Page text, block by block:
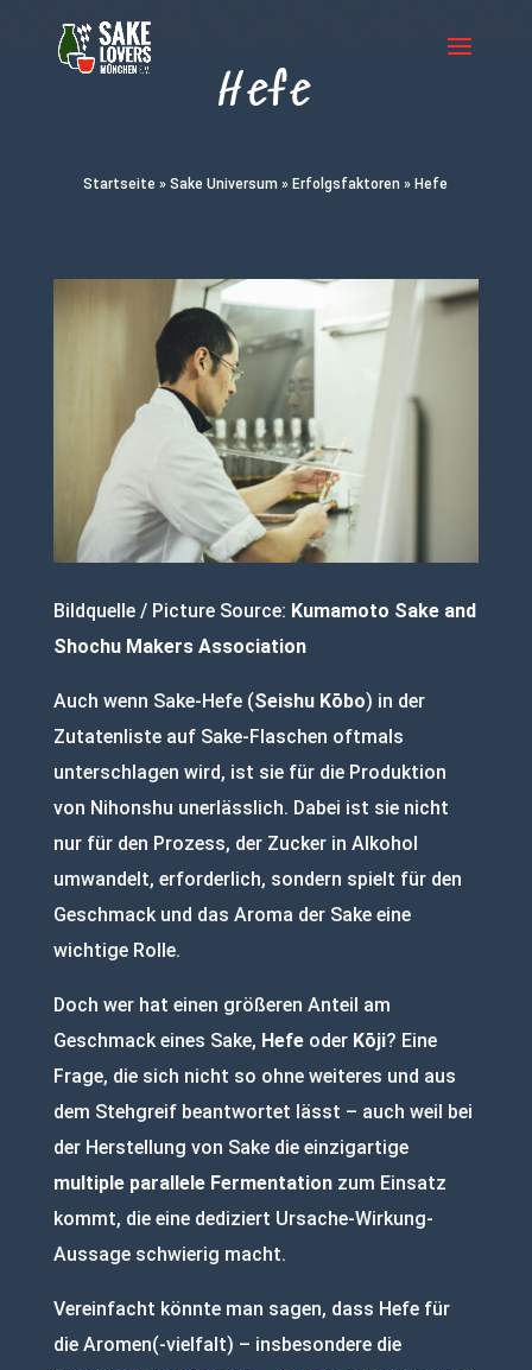
Hefe
Startseite »Sake Universum » Erfolgsfaktoren » Hefe
Bildquelle / Picture Source: Kumamoto Sake and
Shochu Makers Association
Auch wenn Sake-Hefe (Seishu Kōbo) in der
Zutatenliste auf Sake-Flaschen oftmals
unterschlagen wird, ist sie für die Produktion
von Nihonshu unerlässlich. Dabei ist sie nicht
nur für den Prozess, der Zucker in Alkohol
umwandelt, erforderlich, sondern spielt für den
Geschmack und das Aroma der Sake eine
wichtige Rolle.
Doch wer hat einen größeren Anteil am
Geschmack eines Sake, Hefeoder Kōji? Eine
Frage, die sich nicht so ohne weiteres und aus
dem Stehgreif beantwortet lässt – auch weil bei
der Herstellung von Sake die einzigartige
multiple parallele Fermentation zum Einsatz
kommt, die eine dediziert Ursache-Wirkung-
Aussage schwierig macht.
Vereinfacht könnte man sagen, dass Hefe für
die Aromen(-vielfalt) – insbesondere die